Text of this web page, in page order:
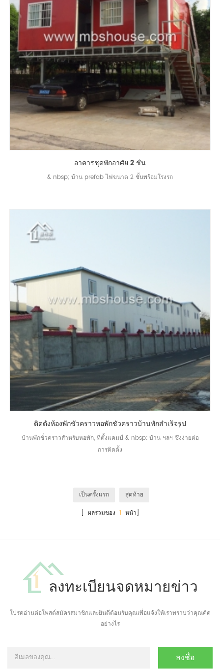
อาคารชุดพักอาศัย 2 ชั้น
& nbsp; บ้าน prefab ไฟขนาด 2 ชั้นพร้อมโรงรถ
ติดตั้งห้องพักชั่วคราวหอพักชั่วคราวบ้านพักสำเร็จรูป
บ้านพักชั่วคราวสำหรับหอพัก, ที่ตั้งแคมป์ & nbsp; บ้าน ฯลฯ ซึ่งง่ายต่อ
การติดตั้ง
เป็นครั้งแรก
สุดท้าย
[ ผลรวมของ 1 หน้า]
ลงทะเบียนจดหมายข่าว
โปรดอ่านต่อโพสต์สมัครสมาชิกและยินดีต้อนรับคุณเพื่อแจ้งให้เราทราบว่าคุณคิด
อย่างไร